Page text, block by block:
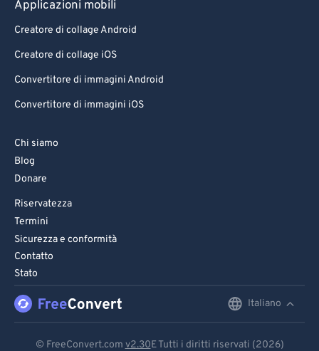
Applicazioni mobili
Creatore di collage Android
Creatore di collage iOS
Convertitore di immagini Android
Convertitore di immagini iOS
Chi siamo
Blog
Donare
Riservatezza
Termini
Sicurezza e conformità
Contatto
Stato
Italiano
© FreeConvert.com v2.30E Tutti i diritti riservati (2026)